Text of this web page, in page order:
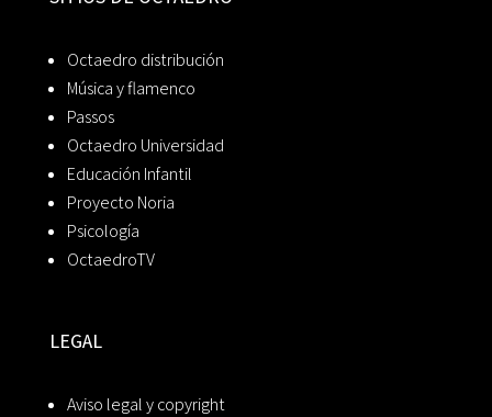
Octaedro distribución
Música y flamenco
Passos
Octaedro Universidad
Educación Infantil
Proyecto Noria
Psicología
OctaedroTV
LEGAL
Aviso legal y copyright